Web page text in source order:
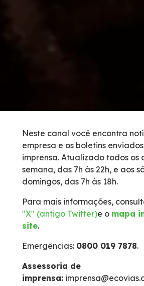
Telefones de Emergência
Cargas Especiais
Faixa de Domínio
Carta ao Usuário
Neste canal você encontra
empresa e os boletins
imprensa. Atualizado todos os
semana, das 7h às 22h, e aos
domingos, das 7h às 18h.
Para mais informações,
"X" (antigo Twitter)e o mapa
site.
Emergências: 0800 019 7878.
Assessoria de
imprensa: